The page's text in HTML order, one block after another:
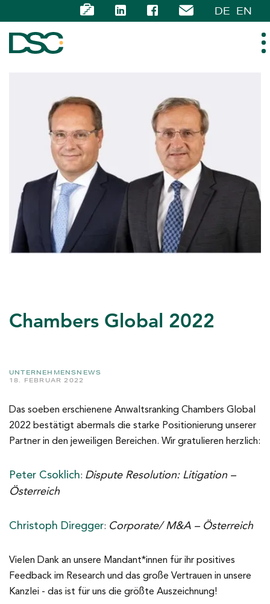
DE EN
ÜBER UNS
EXPERTISE
TEAM
NEWS
KARRIERE
Chambers Global 2022
UNTERNEHMENSNEWS
18. FEBRUAR 2022
Das soeben erschienene Anwaltsranking Chambers Global
2022 bestätigt abermals die starke Positionierung unserer
Partner in den jeweiligen Bereichen. Wir gratulieren herzlich:
Peter Csoklich: Dispute Resolution: Litigation –
Österreich
Christoph Diregger: Corporate/ M&A – Österreich
Vielen Dank an unsere Mandant*innen für ihr positives
Feedback im Research und das große Vertrauen in unsere
Kanzlei - das ist für uns die größte Auszeichnung!